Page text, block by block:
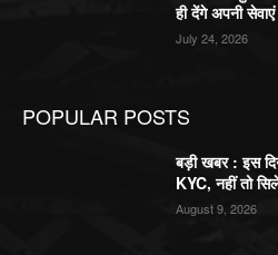
ही देंगे अपनी सेवाएं
July 24, 2026
POPULAR POSTS
बड़ी खबर : इस
KYC, नहीं तो
August 9, 2026